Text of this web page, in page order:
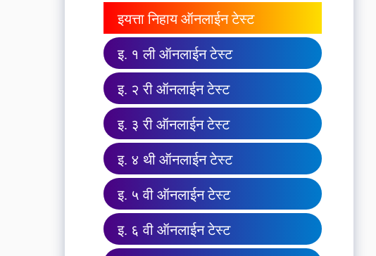
इयत्ता निहाय ऑनलाईन टेस्ट
इ. १ ली ऑनलाईन टेस्ट
इ. २ री ऑनलाईन टेस्ट
इ. ३ री ऑनलाईन टेस्ट
इ. ४ थी ऑनलाईन टेस्ट
इ. ५ वी ऑनलाईन टेस्ट
इ. ६ वी ऑनलाईन टेस्ट